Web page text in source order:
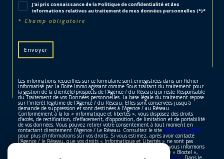
J'ai pris connaissance de la Politique de confidentialité et des
informations relatives au traitement de mes données personnelles (*)*
* Champ obligatoire
Envoyer
Les informations recueillies sur ce formulaire sont enregistrées dans un fichier
informatisé par La Boite Immo agissant comme Sous-traitant du traitement pour
la gestion de la clientèle/prospects de l'Agence / du Réseau qui reste Responsable
du Traitement de vos Données personnelles. La base légale du traitement repose
sur l'intérêt légitime de l'Agence / du Réseau. Elles sont conservées jusqu'à
demande de suppression et sont destinées à l'Agence / au Réseau.
Conformément à la loi « informatique et libertés », vous disposez des droits
d’accès, de rectification, d’effacement, d’opposition, de limitation et de portabilité
de vos données. Vous pouvez retirer votre consentement à tout moment en
contactant directement l’Agence / Le Réseau. Consultez le site https://cnil.fr/fr
pour plus d’informations sur vos droits. Si vous estimez, après avoir contacté
l'Agence / le Réseau, que vos droits « Informatique et Libertés » ne sont pas
respectés, vous pouvez adresser une réclamation à la CNIL. Nous vous informons
de l’existence de la liste d'opposition au démarchage téléphonique « Bloctel »,
sur laquelle vous pouvez vous inscrire ici : https://www.bloctel.gouv.fr . Dans le